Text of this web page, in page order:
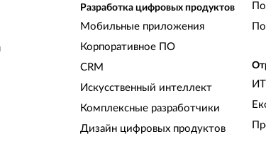
Разработка цифровых продуктов
Мобильные приложения
Корпоративное ПО
CRM
Искусственный интеллект
Комплексные разработчики
Дизайн цифровых продуктов
ИТ